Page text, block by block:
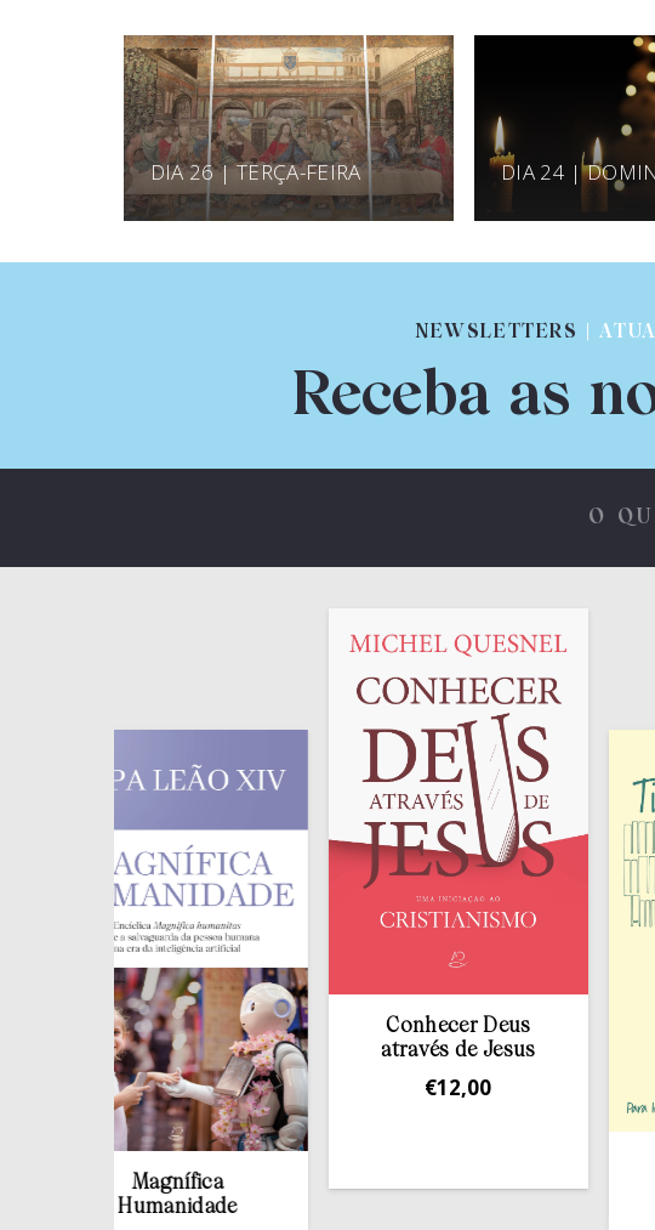
DIA 26 | TERÇA-FEIRA DIA 24 |
NEWSLETTERS |
Receba as
O
Magnífica
Humanidade
Conhecer Deus
através de Jesus
Tirar